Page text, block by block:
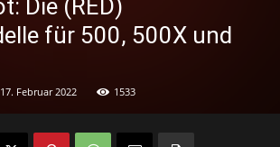
Die (RED)
für 500, 500X und
17. Februar 2022 1533